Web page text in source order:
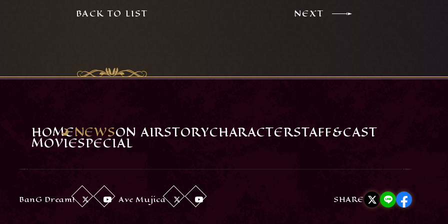
BACK TO LIST NEXT
HOMENEWSON AIRSTORYCHARACTERSTAFF&CAST
MOVIESPECIAL
BanG Dream! Ave Mujica SHARE